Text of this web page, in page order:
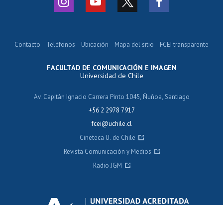
FACULTAD DE COMUNICACIÓN E IMAGEN
Universidad de Chile
Av. Capitán Ignacio Carrera Pinto 1045, Ñuñoa, Santiago
+56 2 2978 7917
fcei@uchile.cl
Contacto Teléfonos Ubicación Mapa del sitio FCEI transparente
Cineteca U. de Chile
Revista Comunicación y Medios
Radio JGM